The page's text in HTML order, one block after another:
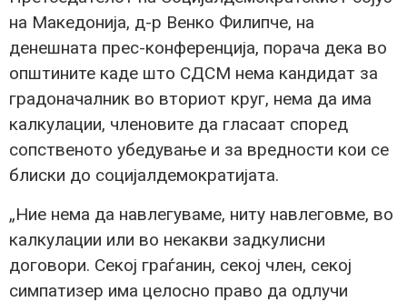
на Македонија, д-р Венко Филипче, на
денешната прес-конференција, порача дека во
општините каде што СДСМ нема кандидат за
градоначалник во вториот круг, нема да има
калкулации, членовите да гласаат според
сопственото убедување и за вредности кои се
блиски до социјалдемократијата.
„Ние нема да навлегуваме, ниту навлеговме, во
калкулации или во некакви задкулисни
договори. Секој граѓанин, секој член, секој
симпатизер има целосно право да одлучи